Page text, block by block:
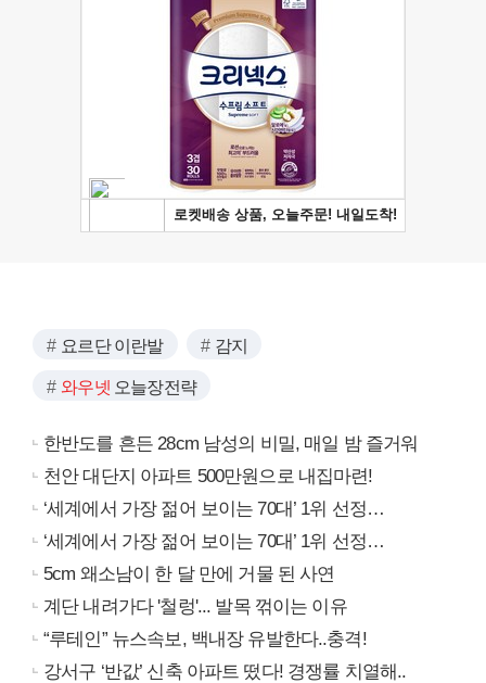
요르단 이란발 감지
와우넷 오늘장전략
한반도를 흔든 28cm 남성의 비밀, 매일 밤 즐거워
천안 대단지 아파트 500만원으로 내집마련!
‘세계에서 가장 젊어 보이는 70대’ 1위 선정…
‘세계에서 가장 젊어 보이는 70대’ 1위 선정…
5cm 왜소남이 한 달 만에 거물 된 사연
계단 내려가다 '철렁'... 발목 꺾이는 이유
“루테인” 뉴스속보, 백내장 유발한다..충격!
강서구 ‘반값’ 신축 아파트 떴다! 경쟁률 치열해..